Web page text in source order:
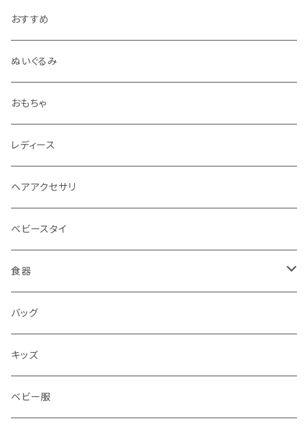
おすすめ
ぬいぐるみ
おもちゃ
レディース
ヘアアクセサリ
ベビースタイ
食器
水筒
水筒
バッグ
キッズ
ベビー服